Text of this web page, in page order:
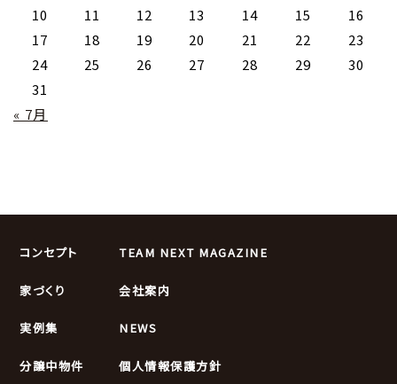
10
11 12 13 14 15
16
17
18 19 20 21 22
23
24
25 26 27 28 29
30
31
« 7月
コンセプト
家づくり
実例集
分譲中物件
TEAM NEXT MAGAZINE
会社案内
NEWS
個人情報保護方針